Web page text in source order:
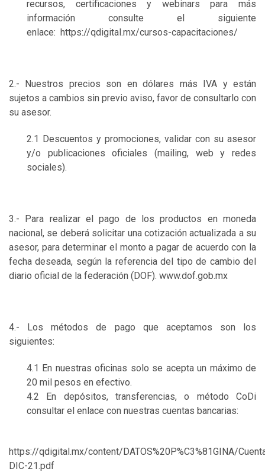
recursos, certificaciones y webinarspara más
información consulte el siguiente
enlace: https://qdigital.mx/cursos-capacitaciones/
2.- Nuestros precios son en dólares más IVA y están
sujetos a cambios sin previo aviso, favor de consultarlo con
su asesor.
2.1 Descuentos y promociones, validar con su asesor
y/o publicaciones oficiales (mailing, web y redes
sociales).
3.- Para realizar el pago de los productos en moneda
nacional, se deberá solicitar una cotización actualizada a su
asesor, para determinar el monto a pagar de acuerdo con la
fecha deseada, según la referencia del tipo de cambio del
diario oficial de la federación (DOF). www.dof.gob.mx
4.- Los métodos de pago que aceptamos son los
siguientes:
4.1 En nuestras oficinas solo se acepta un máximo de
20 mil pesos en efectivo.
4.2 En depósitos, transferencias, o método CoDi
consultar el enlace con nuestras cuentas bancarias:
https://qdigital.mx/content/DATOS%20P%C3%81GINA/
DIC-21.pdf